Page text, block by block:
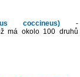
coccineus) -
má okolo 100 druhů